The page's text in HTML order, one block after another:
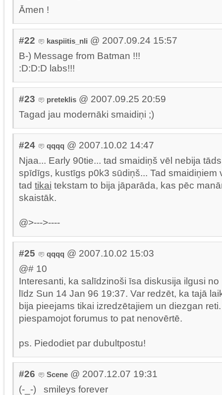
Āmen !
#22 kaspiitis_nli @ 2007.09.24 15:57
B-) Message from Batman !!!
:D:D:D labs!!!
#23 preteklis @ 2007.09.25 20:59
Tagad jau modernāki smaidiņi ;)
#24 qqqq @ 2007.10.02 14:47
Njaa... Early 90tie... tad smaidiņš vēl nebija
spīdīgs, kustīgs p0k3 sūdiņš... Tad smaidiņiem
tad tikai tekstam to bija jāparāda, kas pēc
skaistāk.
@>--->----
#25 qqqq @ 2007.10.02 15:03
@# 10
Interesanti, ka salīdzinoši īsa diskusija ilgusi
līdz Sun 14 Jan 96 19:37. Var redzēt, ka tajā
bija pieejams tikai izredzētajiem un diezgan
piespamojot forumus to pat nenovērtē.
ps. Piedodiet par dubultpostu!
#26 Scene @ 2007.12.07 19:31
(-_-) smileys forever